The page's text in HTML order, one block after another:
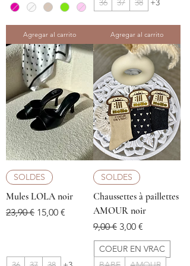
Agregar al carrito
36 37 38 +3
Agregar al carrito
SOLDES
Mules LOLA noir
Precio
23,90 € Precio de oferta
15,00 €
SOLDES
Chaussettes à paillettes
AMOUR noir
Precio
9,00 € Precio de oferta
3,00 €
COEUR EN VRAC